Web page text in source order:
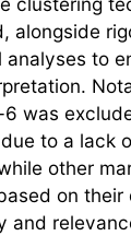
alongside
analyses to
6 was
to a lack
other
on their
and